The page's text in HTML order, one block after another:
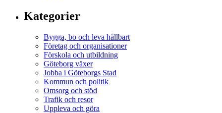
Kategorier
Bygga, bo och leva hållbart
Företag och organisationer
Förskola och utbildning
Göteborg växer
Jobba i Göteborgs Stad
Kommun och politik
Omsorg och stöd
Trafik och resor
Uppleva och göra